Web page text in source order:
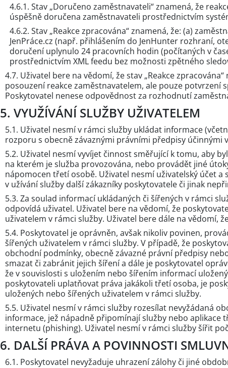
4.6.1. Stav „Doručeno zaměstnavateli“ znamená, že
úspěšně doručena zaměstnavateli prostřednictvím
4.6.2. Stav „Reakce zpracována“ znamená, že: (a)
JenPráce.cz (např. přihlášením do JenHunter rozhraní,
doručení uplynulo 24 pracovních hodin (počítaných v
prostřednictvím XML feedu bez možnosti zpětného
4.7. Uživatel bere na vědomí, že stav „Reakce
posouzení reakce zaměstnavatelem, ale pouze potvrzení
Poskytovatel nenese odpovědnost za rozhodnutí
5. VYUŽÍVÁNÍ SLUŽBY UŽIVATELEM
5.1. Uživatel nesmí v rámci služby ukládat informace
rozporu s obecně závaznými právními předpisy účinnými
5.2. Uživatel nesmí vyvíjet činnost směřující k tomu, aby
na kterém je služba provozována, nebo provádět jiné
nápomocen třetí osobě. Uživatel nesmí uživatelský účet
v užívání služby další zákazníky poskytovatele či jinak
5.3. Za soulad informací ukládaných či šířených v rámci
odpovídá uživatel. Uživatel bere na vědomí, že
uživatelem v rámci služby. Uživatel bere dále na vědomí,
5.4. Poskytovatel je oprávněn, avšak nikoliv povinen,
šířených uživatelem v rámci služby. V případě, že
obchodní podmínky, obecně závazné právní předpisy
smazat či zabránit jejich šíření a dále je poskytovatel
že v souvislosti s uložením nebo šířením informací
poskytovateli uplatňovat práva jakákoli třetí osoba, je
uložených nebo šířených uživatelem v rámci služby.
5.5. Uživatel nesmí v rámci služby rozesílat nevyžádaná
informace, jež nápadně připomínají služby nebo aplikace
internetu (phishing). Uživatel nesmí v rámci služby šířit
6. DALŠÍ PRÁVA A POVINNOSTI
6.1. Poskytovatel nevyžaduje uhrazení zálohy či jiné